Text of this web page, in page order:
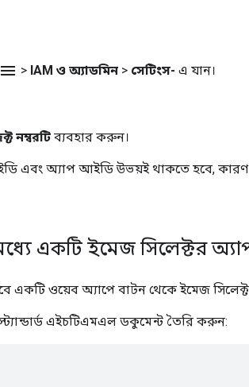
menu > IAM ও অ্যাডমিন > সেটিংস- এ যান।
নম্বরটি ব্যবহার করুন।
এবং অ্যাপ আইডি উভয়ই থাকতে হবে,
একটি ইমেজ সিলেক্টর
একটি ওয়েব অ্যাপে বাটন থেকে ইমেজ
এইচটিএমএল ডকুমেন্ট তৈরি করুন: